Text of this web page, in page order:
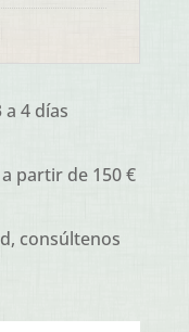
4 días
partir de 150 €
consúltenos